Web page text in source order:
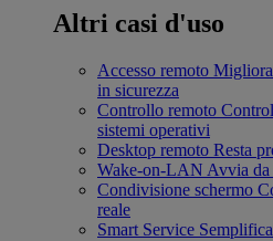
Altri casi d'uso
Accesso remoto Migliora
in sicurezza
Controllo remoto
sistemi operativi
Desktop remoto Resta
Wake-on-LAN Avvia
Condivisione schermo
reale
Smart Service